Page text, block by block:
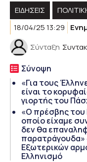
ΕΙΔΗΣΕΙΣ
18/04/25 13:29
Σύνταξη
Σύνοψη
«Για τους
είναι το
γιορτής του
«Ο πρέσβης του
οποίο είχαμε
δεν θα
Εξωτερικών
Ελληνισμό